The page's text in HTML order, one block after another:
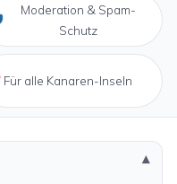
Moderation & Spam-
Schutz
Für alle Kanaren-Inseln